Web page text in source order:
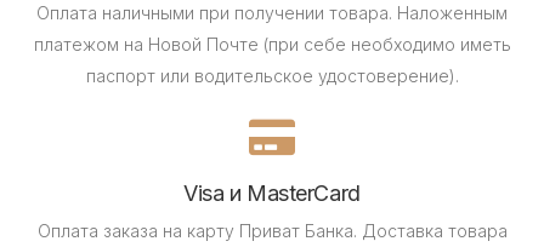
Оплата наличными при получении товара. Наложенным
платежом на Новой Почте (при себе необходимо иметь
паспорт или водительское удостоверение).
Visa и MasterCard
Оплата заказа на карту Приват Банка. Доставка товара